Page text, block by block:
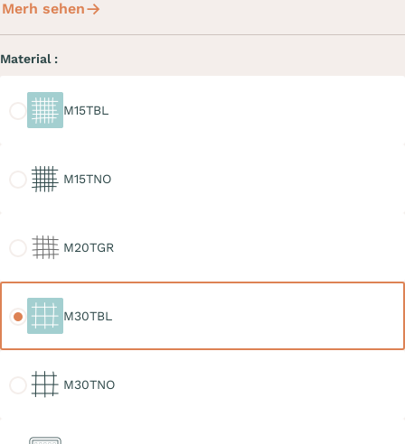
Merh sehen
Material :
M15TBL
M15TNO
M20TGR
M30TBL
M30TNO